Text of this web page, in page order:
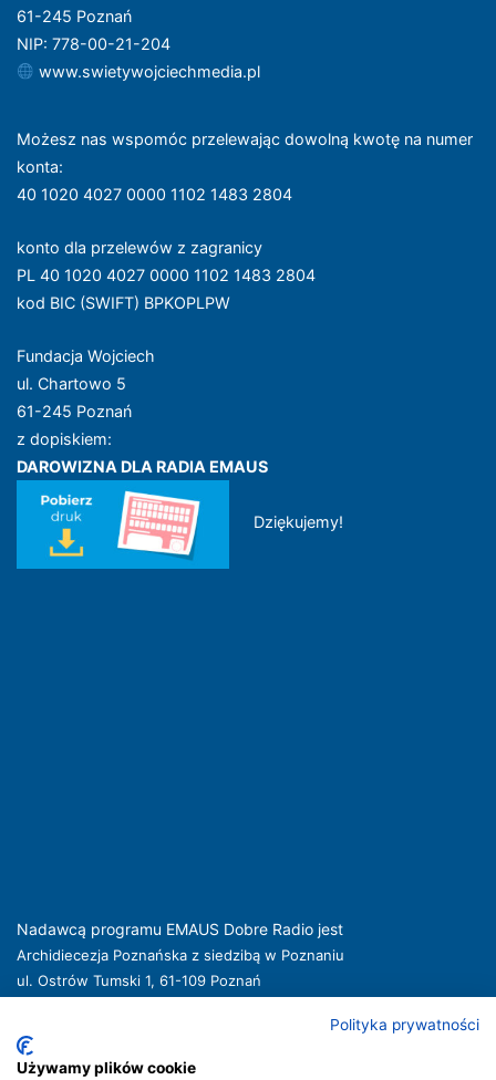
61-245 Poznań
NIP: 778-00-21-204
www.swietywojciechmedia.pl
Możesz nas wspomóc przelewając dowolną kwotę na numer
konta:
40 1020 4027 0000 1102 1483 2804
konto dla przelewów z zagranicy
PL 40 1020 4027 0000 1102 1483 2804
kod BIC (SWIFT) BPKOPLPW
Fundacja Wojciech
ul. Chartowo 5
61-245 Poznań
z dopiskiem:
DAROWIZNA DLA RADIA EMAUS
Dziękujemy!
Nadawcą programu EMAUS Dobre Radio jest
Archidiecezja Poznańska z siedzibą w Poznaniu
ul. Ostrów Tumski 1, 61-109 Poznań
Nadawca oferuje usługi medialne obejmujące rozpowszechnianie programu
radiowego pod nazwą EMAUS Dobre Radio oraz prowadzenie portalu
Polityka prywatności
Używamy plików cookie